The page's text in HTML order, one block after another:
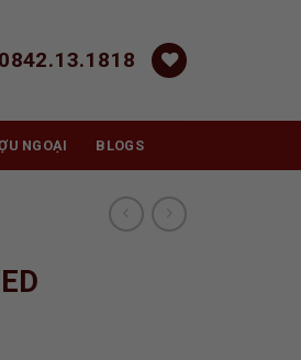
0842.13.1818
NGOẠI BLOGS